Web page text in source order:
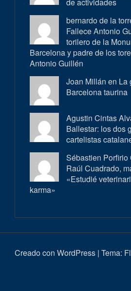
bernardo de la
Fallece Antonio
torilero de la
Barcelona y padre de los
Antonio Guillén
Joan Millán en La
Barcelona taurina
Agustin Cintas
Ballestar: los dos
cartelistas
Sébastien Porfirio
Raúl Cuadrado,
«Estudié
karma»
Creado con WordPress | Tema: